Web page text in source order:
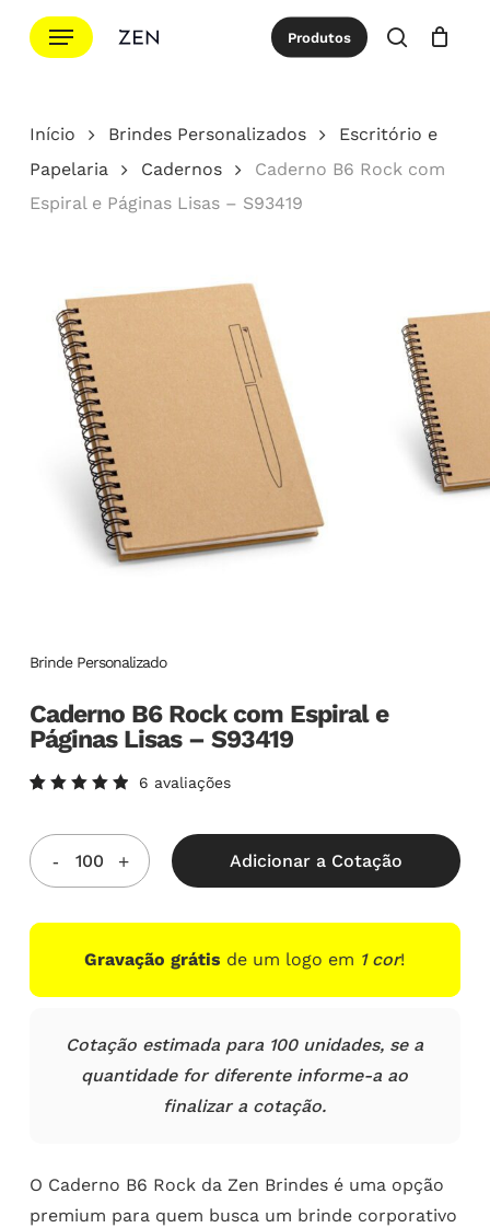
para
principal
Menu Produtos
procurar
Cotação Close
Início Brindes Personalizados
Escritório e
Papelaria
Cadernos
Caderno B6 Rock com
Espiral e Páginas Lisas – S93419
Brinde Personalizado
Caderno B6 Rock com Espiral e
Páginas Lisas – S93419
5.00de
5, com
baseado
em
clientes
6 avaliações
Adicionar a Cotação
Gravação grátis de um logo em 1 cor!
Cotação estimada para 100 unidades, se a
quantidade for diferente informe-a ao
finalizar a cotação.
O Caderno B6 Rock da Zen Brindes é uma opção
premium para quem busca um brinde corporativo